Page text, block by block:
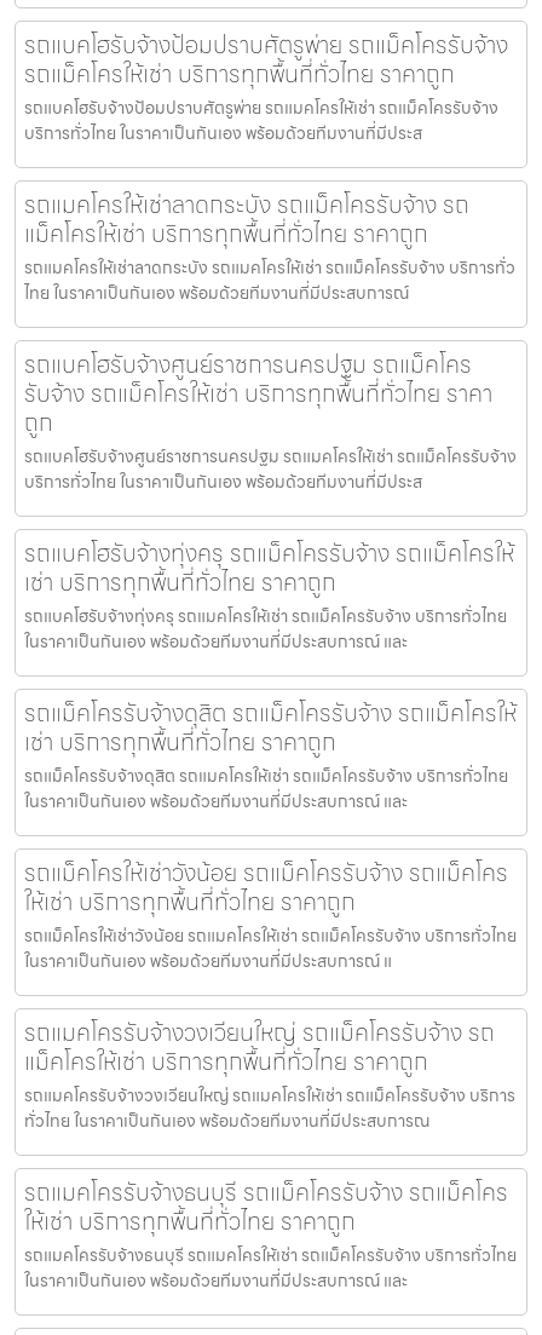
รถแบคโฮรับจ้างป้อมปราบศัตรูพ่าย รถแม็คโครรับจ้าง
รถแม็คโครให้เช่า บริการทุกพื้นที่ทั่วไทย ราคาถูก
รถแบคโฮรับจ้างป้อมปราบศัตรูพ่าย รถแมคโครให้เช่า รถแม็คโครรับจ้าง
บริการทั่วไทย ในราคาเป็นกันเอง พร้อมด้วยทีมงานที่มีประส
รถแมคโครให้เช่าลาดกระบัง รถแม็คโครรับจ้าง รถ
แม็คโครให้เช่า บริการทุกพื้นที่ทั่วไทย ราคาถูก
รถแมคโครให้เช่าลาดกระบัง รถแมคโครให้เช่า รถแม็คโครรับจ้าง บริการทั่ว
ไทย ในราคาเป็นกันเอง พร้อมด้วยทีมงานที่มีประสบการณ์
รถแบคโฮรับจ้างศูนย์ราชการนครปฐม รถแม็คโคร
รับจ้าง รถแม็คโครให้เช่า บริการทุกพื้นที่ทั่วไทย ราคา
ถูก
รถแบคโฮรับจ้างศูนย์ราชการนครปฐม รถแมคโครให้เช่า รถแม็คโครรับจ้าง
บริการทั่วไทย ในราคาเป็นกันเอง พร้อมด้วยทีมงานที่มีประส
รถแบคโฮรับจ้างทุ่งครุ รถแม็คโครรับจ้าง รถแม็คโครให้
เช่า บริการทุกพื้นที่ทั่วไทย ราคาถูก
รถแบคโฮรับจ้างทุ่งครุ รถแมคโครให้เช่า รถแม็คโครรับจ้าง บริการทั่วไทย
ในราคาเป็นกันเอง พร้อมด้วยทีมงานที่มีประสบการณ์ และ
รถแม็คโครรับจ้างดุสิต รถแม็คโครรับจ้าง รถแม็คโครให้
เช่า บริการทุกพื้นที่ทั่วไทย ราคาถูก
รถแม็คโครรับจ้างดุสิต รถแมคโครให้เช่า รถแม็คโครรับจ้าง บริการทั่วไทย
ในราคาเป็นกันเอง พร้อมด้วยทีมงานที่มีประสบการณ์ และ
รถแม็คโครให้เช่าวังน้อย รถแม็คโครรับจ้าง รถแม็คโคร
ให้เช่า บริการทุกพื้นที่ทั่วไทย ราคาถูก
รถแม็คโครให้เช่าวังน้อย รถแมคโครให้เช่า รถแม็คโครรับจ้าง บริการทั่วไทย
ในราคาเป็นกันเอง พร้อมด้วยทีมงานที่มีประสบการณ์ แ
รถแมคโครรับจ้างวงเวียนใหญ่ รถแม็คโครรับจ้าง รถ
แม็คโครให้เช่า บริการทุกพื้นที่ทั่วไทย ราคาถูก
รถแมคโครรับจ้างวงเวียนใหญ่ รถแมคโครให้เช่า รถแม็คโครรับจ้าง บริการ
ทั่วไทย ในราคาเป็นกันเอง พร้อมด้วยทีมงานที่มีประสบการณ
รถแมคโครรับจ้างธนบุรี รถแม็คโครรับจ้าง รถแม็คโคร
ให้เช่า บริการทุกพื้นที่ทั่วไทย ราคาถูก
รถแมคโครรับจ้างธนบุรี รถแมคโครให้เช่า รถแม็คโครรับจ้าง บริการทั่วไทย
ในราคาเป็นกันเอง พร้อมด้วยทีมงานที่มีประสบการณ์ และ